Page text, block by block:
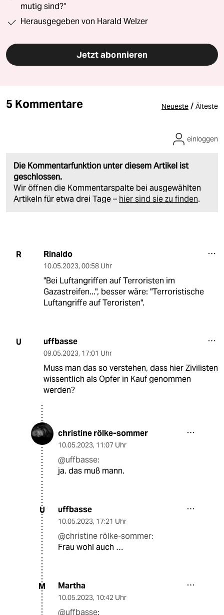
mutig sind?“
Herausgegeben von Harald Welzer
Jetzt abonnieren
5 Kommentare Neueste / Älteste
Die Kommentarfunktion unter diesem Artikel ist
geschlossen.
Wir öffnen die Kommentarspalte bei ausgewählten
Artikeln für etwa drei Tage – hier sind sie zu finden.
einloggen
R Rinaldo
10.05.2023, 00:58 Uhr
"Bei Luftangriffen auf Terroristen im
Gazastreifen...", besser wäre: "Terroristische
Luftangriffe auf Teroristen".
U uffbasse
09.05.2023, 17:01 Uhr
Muss man das so verstehen, dass hier Zivilisten
wissentlich als Opfer in Kauf genommen
werden?
christine rölke-sommer
10.05.2023, 11:07 Uhr
@uffbasse:
ja. das muß mann.
U uffbasse
10.05.2023, 17:21 Uhr
@christine rölke-sommer:
Frau wohl auch …
M Martha
10.05.2023, 10:42 Uhr
@uffbasse: